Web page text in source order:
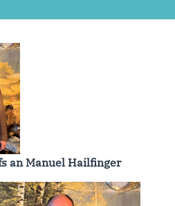
an Manuel Hailfinger